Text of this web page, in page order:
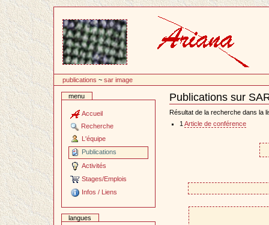
contenu
publications ~sar image
menu
Accueil
Recherche
L'équipe
Publications
Activités
Stages/Emplois
Infos / Liens
langues
Publications sur
Document
Actions
Résultat de la recherche dans la
1 Article de conférence